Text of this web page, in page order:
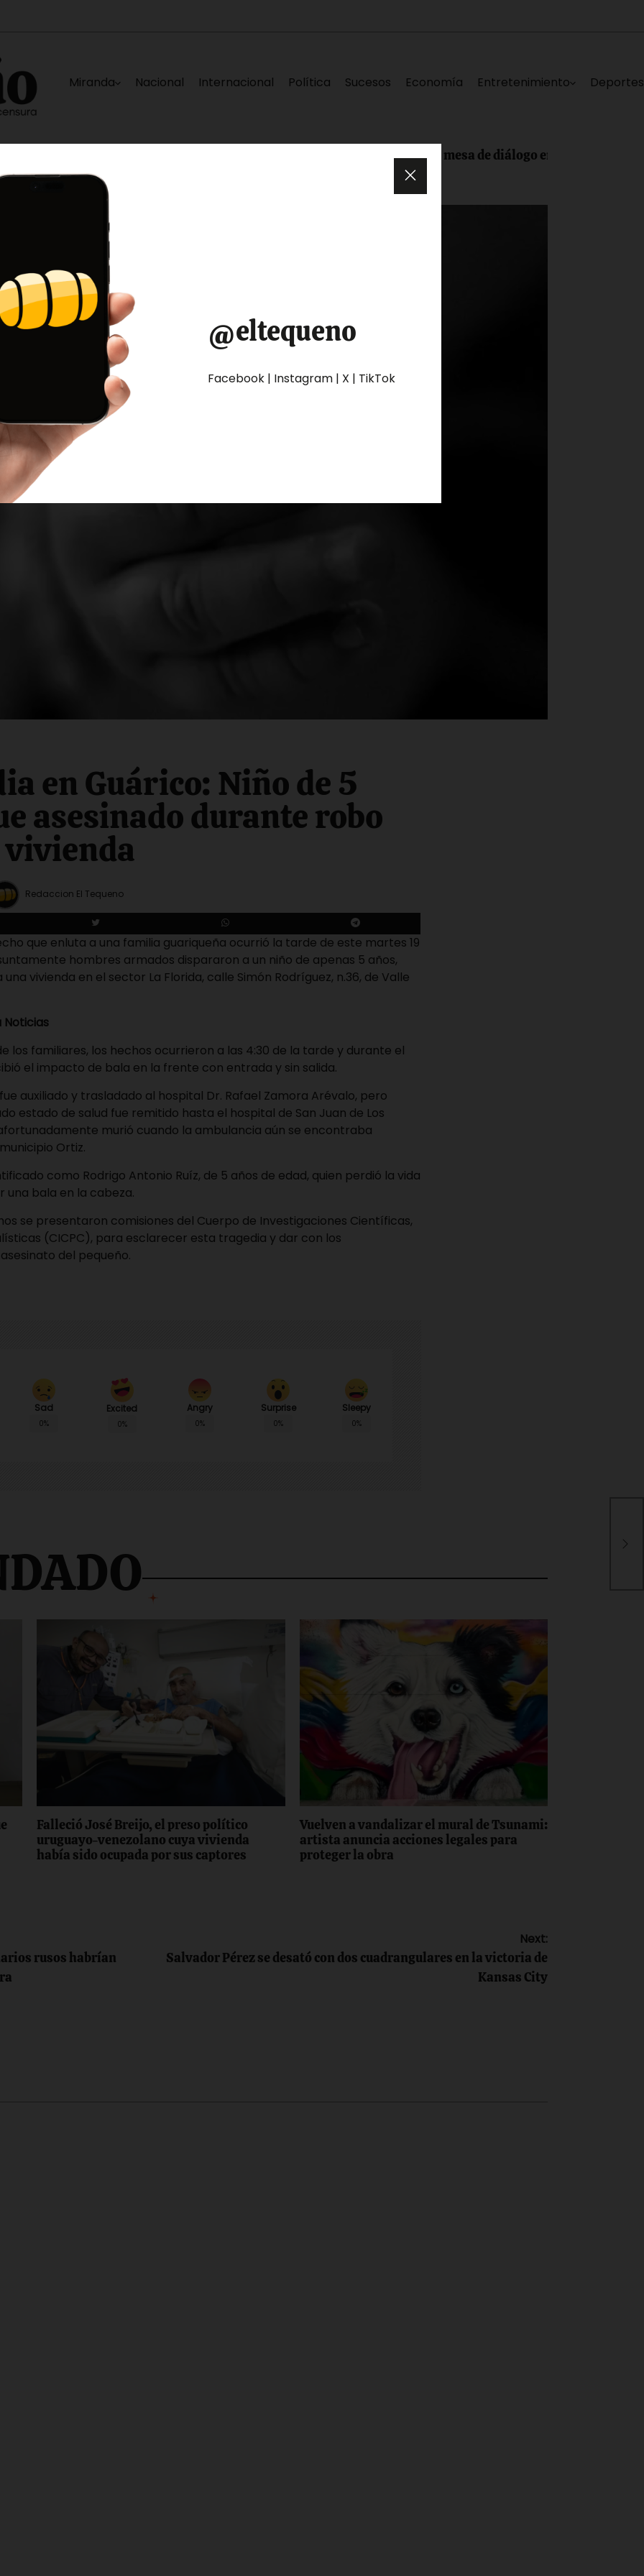
Miranda Nacional Internacional Política Sucesos Economía Entretenimiento Deportes
la democracia» Primeras imágenes del inicio de la mesa de diálogo entre la AN 2015 y el
en Guárico: Niño de 5
asesinado durante robo
vivienda
Redaccion El Tequeno
que enluta a una familia guariqueña ocurrió la tarde de este martes 19
hombres armados dispararon a un niño de apenas 5 años,
vivienda en el sector La Florida, calle Simón Rodríguez, n.36, de Valle
Noticias
los familiares, los hechos ocurrieron a las 4:30 de la tarde y durante el
el impacto de bala en la frente con entrada y sin salida.
auxiliado y trasladado al hospital Dr. Rafael Zamora Arévalo, pero
estado de salud fue remitido hasta el hospital de San Juan de Los
murió cuando la ambulancia aún se encontraba
Ortiz.
como Rodrigo Antonio Ruíz, de 5 años de edad, quien perdió la vida
una bala en la cabeza.
se presentaron comisiones del Cuerpo de Investigaciones Científicas,
(CICPC), para esclarecer esta tragedia y dar con los
del pequeño.
Sad
0%
Excited
0%
Angry
0%
Surprise
0%
Sleepy
0%
Falleció José Breijo, el preso político
uruguayo-venezolano cuya vivienda
había sido ocupada por sus captores
Vuelven a vandalizar el mural de Tsunami:
artista anuncia acciones legales para
proteger la obra
rusos habrían
Next:
Salvador Pérez se desató con dos cuadrangulares en la victoria de
Kansas City
@eltequeno
Facebook | Instagram | X | TikTok